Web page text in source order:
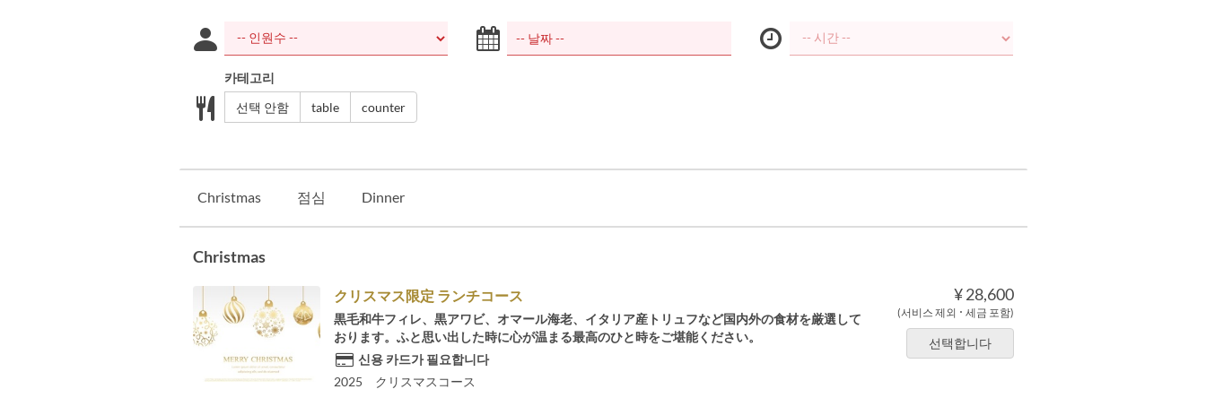
카테고리
선택 안함
table counter
Christmas 점심 Dinner
Christmas
¥ 28,600
(서비스 제외 ･ 세금 포함)
선택합니다
クリスマス限定 ランチコース
黒毛和牛フィレ、黒アワビ、オマール海老、イタリア産トリュフなど国内外の食材を厳選して
おります。ふと思い出した時に心が温まる最高のひと時をご堪能ください。
신용 카드가 필요합니다
2025 クリスマスコース